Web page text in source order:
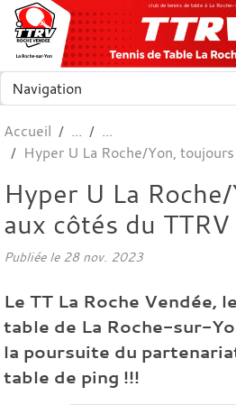
club de tennis de table à La
Accueil
Hyper U La Roche/Yon,
Hyper U La
aux côtés du TTRV
Publiée le 28 nov. 2023
Le TT La Roche Vendée,
table de La Roche-sur-
la poursuite du
table de ping !!!
Panneau de gestion des cookies